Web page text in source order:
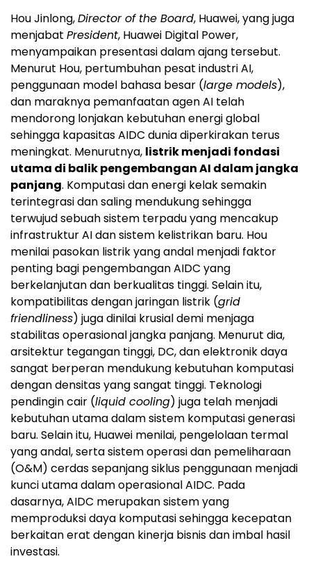
Hou Jinlong,Director of the Board, Huawei, yang juga
menjabat President, Huawei Digital Power,
menyampaikan presentasi dalam ajang tersebut.
Menurut Hou, pertumbuhan pesat industri AI,
penggunaan model bahasa besar (large models),
dan maraknya pemanfaatan agen AI telah
mendorong lonjakan kebutuhan energi global
sehingga kapasitas AIDC dunia diperkirakan terus
meningkat. Menurutnya, listrik menjadi fondasi
utama di balik pengembangan AI dalam jangka
panjang. Komputasi dan energi kelak semakin
terintegrasi dan saling mendukung sehingga
terwujud sebuah sistem terpadu yang mencakup
infrastruktur AI dan sistem kelistrikan baru. Hou
menilai pasokan listrik yang andal menjadi faktor
penting bagi pengembangan AIDC yang
berkelanjutan dan berkualitas tinggi. Selain itu,
kompatibilitas dengan jaringan listrik (grid
friendliness) juga dinilai krusial demi menjaga
stabilitas operasional jangka panjang. Menurut dia,
arsitektur tegangan tinggi, DC, dan elektronik daya
sangat berperan mendukung kebutuhan komputasi
dengan densitas yang sangat tinggi. Teknologi
pendingin cair (liquid cooling) juga telah menjadi
kebutuhan utama dalam sistem komputasi generasi
baru. Selain itu, Huawei menilai, pengelolaan termal
yang andal, serta sistem operasi dan pemeliharaan
(O&M) cerdas sepanjang siklus penggunaan menjadi
kunci utama dalam operasional AIDC. Pada
dasarnya, AIDC merupakan sistem yang
memproduksi daya komputasi sehingga kecepatan
berkaitan erat dengan kinerja bisnis dan imbal hasil
investasi.